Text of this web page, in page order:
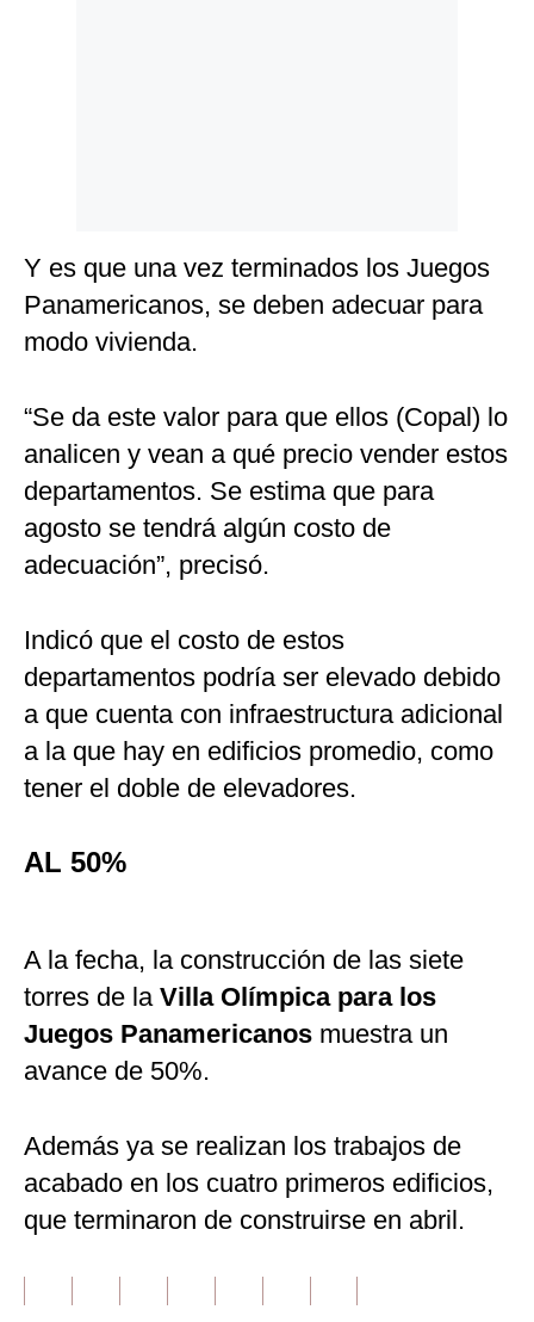
Y es que una vez terminados los Juegos
Panamericanos, se deben adecuar para
modo vivienda.
“Se da este valor para que ellos (Copal) lo
analicen y vean a qué precio vender estos
departamentos. Se estima que para
agosto se tendrá algún costo de
adecuación”, precisó.
Indicó que el costo de estos
departamentos podría ser elevado debido
a que cuenta con infraestructura adicional
a la que hay en edificios promedio, como
tener el doble de elevadores.
AL 50%
A la fecha, la construcción de las siete
torres de la Villa Olímpica para los
Juegos Panamericanos muestra un
avance de 50%.
Además ya se realizan los trabajos de
acabado en los cuatro primeros edificios,
que terminaron de construirse en abril.